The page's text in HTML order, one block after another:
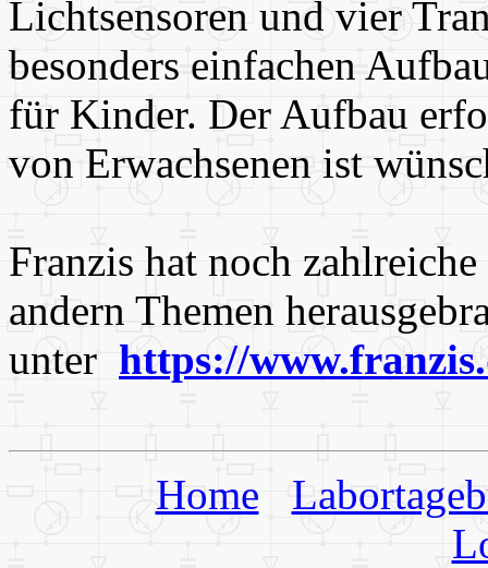
Lichtsensoren und vier
besonders einfachen
für Kinder. Der Aufbau
von Erwachsenen ist
Franzis hat noch
andern Themen
unter https://
Home